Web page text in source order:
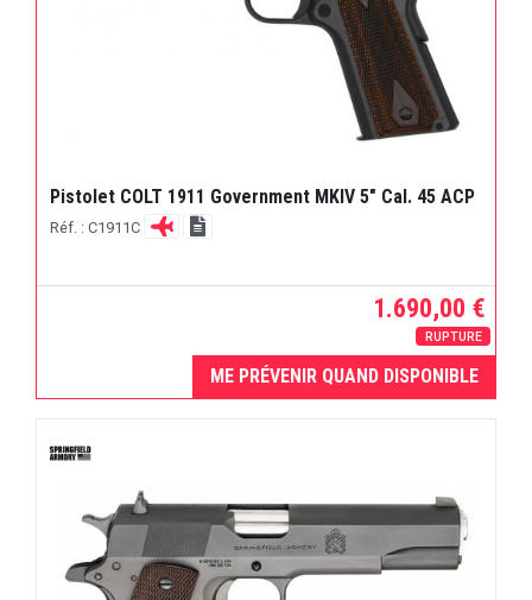
Pistolet COLT 1911 Government MKIV 5" Cal. 45 ACP
Réf. : C1911C
1.690,00 €
RUPTURE
ME PRÉVENIR QUAND DISPONIBLE